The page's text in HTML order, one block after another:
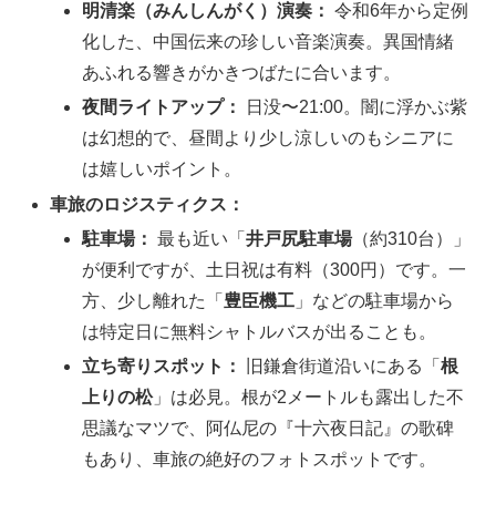
明清楽（みんしんがく）演奏： 令和6年から定例
化した、中国伝来の珍しい音楽演奏。異国情緒
あふれる響きがかきつばたに合います。
夜間ライトアップ：
日没〜21:00。闇に浮かぶ紫
は幻想的で、昼間より少し涼しいのもシニアに
は嬉しいポイント。
車旅のロジスティクス：
駐車場： 最も近い「井戸尻駐車場（約310台）」
が便利ですが、土日祝は有料（300円）です。一
方、少し離れた「 豊臣機工 」などの駐車場から
は特定日に無料シャトルバスが出ることも。
立ち寄りスポット：
旧鎌倉街道沿いにある「根
上りの松」は必見。根が2メートルも露出した不
思議なマツで、阿仏尼の『十六夜日記』の歌碑
もあり、車旅の絶好のフォトスポットです。